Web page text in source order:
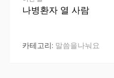
보
나병환자 열 사람
카테고리: 말씀을나눠요